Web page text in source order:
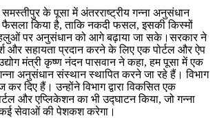
समस्तीपुर के पूसा में अंतरराष्ट्रीय गन्ना अनुसंधान
किया है, ताकि नकदी फसल, इसकी किस्मों
पर अनुसंधान को आगे बढ़ाया जा सके।सरकार ने
और सहायता प्रदान करने के लिए एक पोर्टल और ऐप
मंत्री कृष्ण नंदन पासवान ने कहा, हम पूसा में एक
अनुसंधान संस्थान स्थापित करने जा रहे हैं। विभाग
दिए हैं। उन्होंने विभाग द्वारा विकसित एक
और एप्लिकेशन का भी उद्घाटन किया, जो गन्ना
कई सेवाओं की पेशकश करेगा।